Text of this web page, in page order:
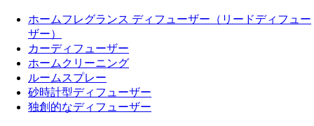
ホームフレグランス ディフューザー（リードディフュー
ザー）
カーディフューザー
ホームクリーニング
ルームスプレー
砂時計型ディフューザー
独創的なディフューザー